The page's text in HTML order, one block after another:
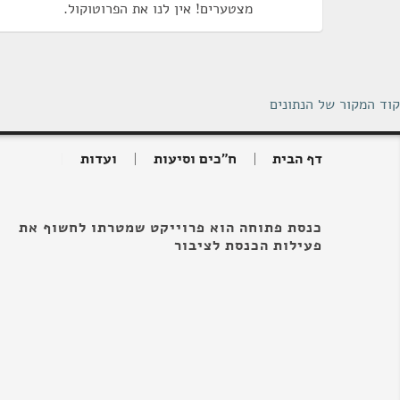
מצטערים! אין לנו את הפרוטוקול.
קוד המקור של הנתונים
דף הבית ח"כים וסיעות ועדות
כנסת פתוחה הוא פרוייקט שמטרתו לחשוף את
פעילות הכנסת לציבור